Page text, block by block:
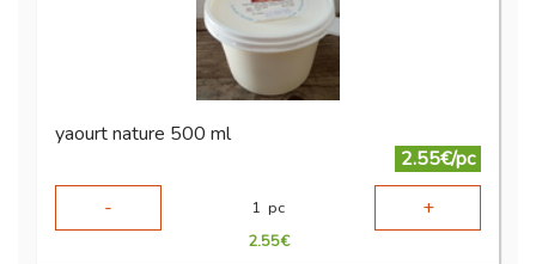
yaourt nature 500 ml
2.55€/pc
-
1 pc +
2.55€